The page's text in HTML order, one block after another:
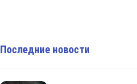
Последние новости